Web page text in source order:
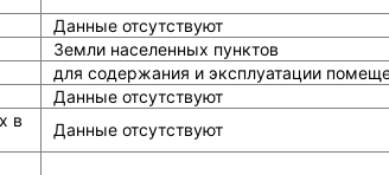
Данные отсутствуют
Земли населенных пунктов
для содержания и эксплуатации
Данные отсутствуют
в
Данные отсутствуют